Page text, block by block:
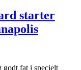
starter
godt fat i specielt